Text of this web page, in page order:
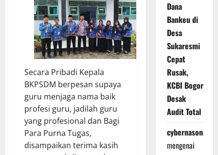
Secara Pribadi Kepala
BKPSDM berpesan supaya
guru menjaga nama baik
profesi guru, jadilah guru
yang profesional dan Bagi
Para Purna Tugas,
disampaikan terima kasih
Dana
Bankeu di
Desa
Sukaresmi
Cepat
Rusak,
KCBI Bogor
Desak
Audit Total
cybernasonal
mengenai